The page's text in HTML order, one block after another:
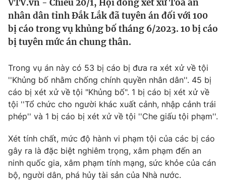
Thế giới
Tin tức
Câu chuyện quốc tế
Kinh tế
Tài chính
Thị trường
Góc doanh nghiệp
Dữ liệu và đời sống
Truyền hình
Hậu trường
Nhân vật
Giải trí
Điện ảnh
Âm nhạc
Đời sống
VTV.vn - Chiều 20/1, Hội đồng xét xử Toà án
nhân dân tỉnh Đắk Lắk đã tuyên án đối với 100
bị cáo trong vụ khủng bố tháng 6/2023. 10 bị cáo
bị tuyên mức án chung thân.
Trong vụ án này có 53 bị cáo bị đưa ra xét xử về tội
''Khủng bố nhằm chống chính quyền nhân dân''. 45 bị
cáo bị xét xử về tội "Khủng bố". 1 bị cáo bị xét xử về
tội ''Tổ chức cho người khác xuất cảnh, nhập cảnh trái
phép'' và 1 bị cáo bị xét xử về tội ''Che giấu tội phạm''.
Xét tính chất, mức độ hành vi phạm tội của các bị cáo
gây ra là đặc biệt nghiêm trọng, xâm phạm đến an
ninh quốc gia, xâm phạm tính mạng, sức khỏe của cán
bộ, người dân, phá hủy tài sản của Nhà nước.